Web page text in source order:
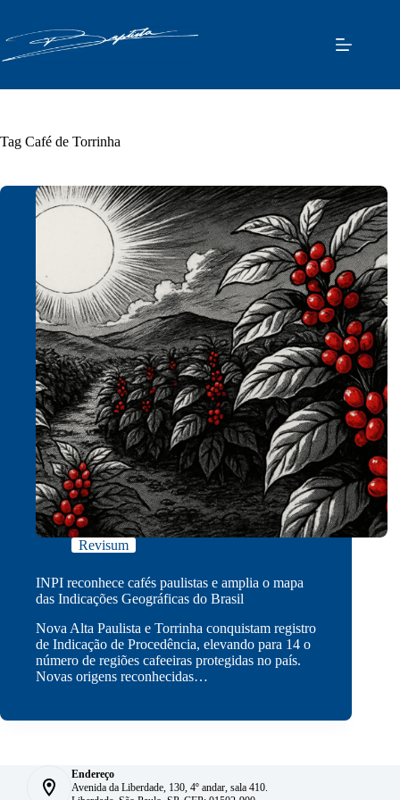
o
conteúdo
Tag Café de Torrinha
Revisum
INPI reconhece cafés paulistas e amplia o mapa
das Indicações Geográficas do Brasil
Nova Alta Paulista e Torrinha conquistam registro
de Indicação de Procedência, elevando para 14 o
número de regiões cafeeiras protegidas no país.
Novas origens reconhecidas…
Endereço
Avenida da Liberdade, 130, 4º andar, sala 410.